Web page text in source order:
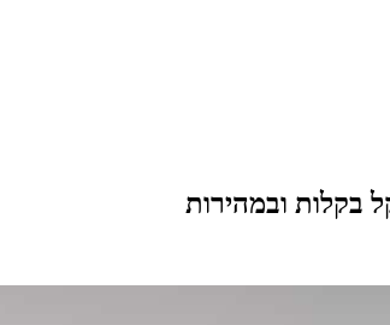
בקלות ובמהירות